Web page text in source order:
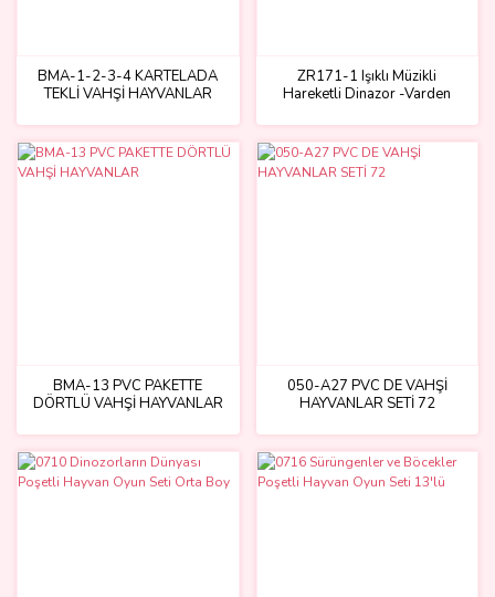
BMA-1-2-3-4 KARTELADA
TEKLİ VAHŞİ HAYVANLAR
ZR171-1 Işıklı Müzikli
Hareketli Dinazor -Varden
BMA-13 PVC PAKETTE
DÖRTLÜ VAHŞİ HAYVANLAR
050-A27 PVC DE VAHŞİ
HAYVANLAR SETİ 72